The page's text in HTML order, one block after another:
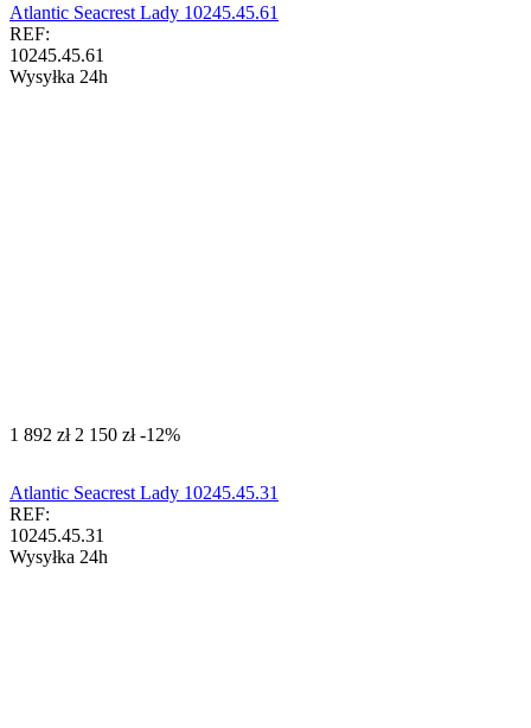
Atlantic Seacrest Lady 10245.45.61
REF:
10245.45.61
Wysyłka 24h
‍1 892‍ zł ‍2 150‍ zł -12%
Atlantic Seacrest Lady 10245.45.31
REF:
10245.45.31
Wysyłka 24h